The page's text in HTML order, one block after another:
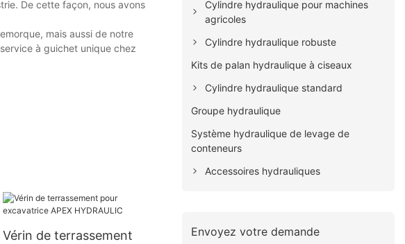
De cette façon, nous avons
mais aussi de notre
à guichet unique chez
Vérin de terrassement
Cylindre hydraulique pour machines
agricoles
Cylindre hydraulique robuste
Kits de palan hydraulique à ciseaux
Cylindre hydraulique standard
Groupe hydraulique
Système hydraulique de levage de
conteneurs
Accessoires hydrauliques
Envoyez votre demande